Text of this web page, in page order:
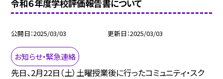
令和６年度学校評価報告書について
公開日 2025/03/03 更新日 2025/03/03
お知らせ・緊急連絡
先日、2月22日（土）土曜授業後に行ったコミュニティ・スク